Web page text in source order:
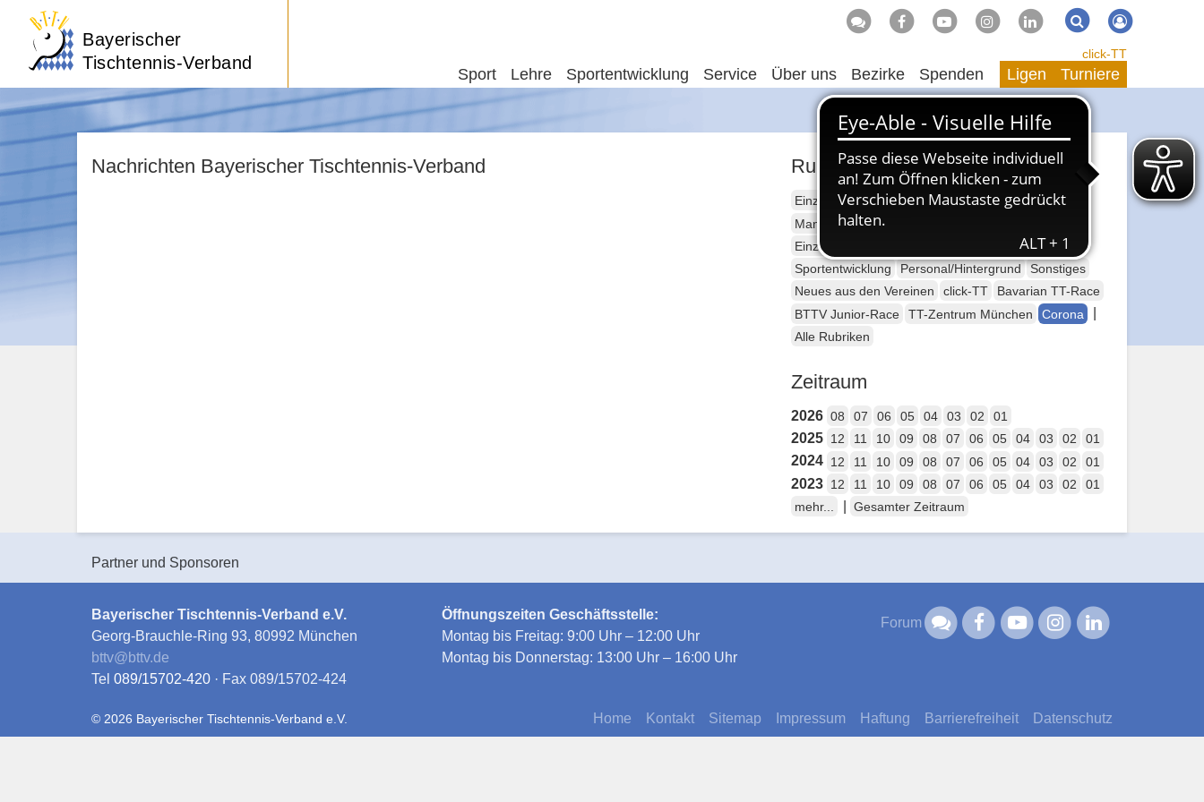
Bayerischer
Tischtennis-Verband
Suche Suchen
Sport Lehre Sportentwicklung Service Über uns Bezirke Spenden
click-TT
Ligen Turniere
Nachrichten Bayerischer Tischtennis-Verband Rubriken
Einzelsport Erwachsene
Mannschaftssport Erwachsene
Einzelsport Jugend
Mannschaftssport Jugend
Sportentwicklung
Personal/Hintergrund
Sonstiges
Neues aus den Vereinen
click-TT
Bavarian TT-Race
BTTV Junior-Race
TT-Zentrum München Corona
Alle Rubriken
Zeitraum
2026 08 07 06 05 04 03 02 01
2025 12 11 10 09 08 07 06 05 04 03 02 01
2024 12 11 10 09 08 07 06 05 04 03 02 01
2023 12 11 10 09 08 07 06 05 04 03 02
01
mehr...
Gesamter Zeitraum
Partner und Sponsoren
Bayerischer Tischtennis-Verband e.V.
Georg-Brauchle-Ring 93, 80992 München
bttv@bttv.de
Tel 089/15702-420 · Fax 089/15702-424
Öffnungszeiten Geschäftsstelle:
Montag bis Freitag: 9:00 Uhr – 12:00 Uhr
Montag bis Donnerstag: 13:00 Uhr – 16:00 Uhr
Forum
Home Kontakt Sitemap Impressum Haftung Barrierefreiheit Datenschutz
© 2026 Bayerischer Tischtennis-Verband e.V.